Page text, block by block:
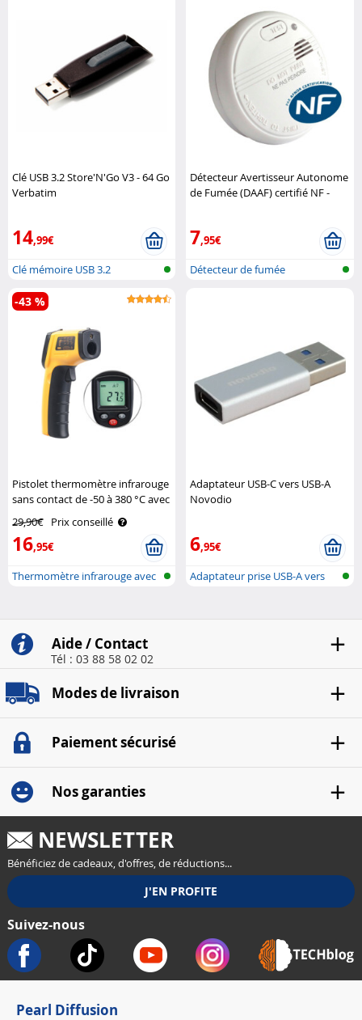
Clé USB 3.2 Store'N'Go V3 - 64 Go
Verbatim
14,99€
Clé mémoire USB 3.2
Détecteur Avertisseur Autonome
de Fumée (DAAF) certifié NF -
7,95€
Détecteur de fumée
Pistolet thermomètre infrarouge
sans contact de -50 à 380 °C avec
29,90€ Prix conseillé
16,95€
-43 %
Thermomètre infrarouge avec
Adaptateur USB-C vers USB-A
Novodio
6,95€
Adaptateur prise USB-A vers
Aide / Contact
Tél : 03 88 58 02 02
Modes de livraison
Paiement sécurisé
Nos garanties
NEWSLETTER
Bénéficiez de cadeaux, d'offres, de réductions...
Suivez-nous
Pearl Diffusion